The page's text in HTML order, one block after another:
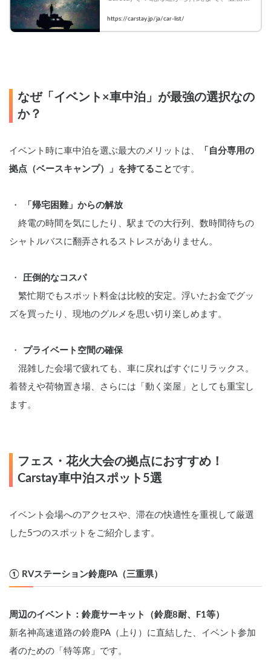
て今すぐ予約！
https://carstay.jp/ja/car-list/
なぜ「イベント×車中泊」が最強の選択なの
か？
イベント時に車中泊を選ぶ最大のメリットは、
「自分専用の
拠点（ベースキャンプ）」を持てること です。
「帰宅困難」からの解放
終電の時間を気にしたり、駅までの大行列、数時間待ちの
シャトルバスに翻弄されるストレスがありません。
圧倒的なコスパ
繁忙期でもスポット料金は比較的安定。浮いたお金でグッ
ズを買ったり、現地のグルメを思い切り楽しめます。
プライベート空間の確保
混雑した会場で疲れても、車に戻ればすぐにリラックス。
着替えや荷物置き場、さらには「動く楽屋」としても重宝し
ます。
フェス・花火大会の拠点におすすめ！
Carstay車中泊スポット5選
イベント会場へのアクセスや、滞在の快適性を重視して厳選
した5つのスポットをご紹介します。
① RVステーション鈴鹿PA（三重県）
周辺のイベント：鈴鹿サーキット（鈴鹿8耐、F1等）
新名神高速道路の鈴鹿PA（上り）に直結した、イベント参加
者のための「特等席」です。